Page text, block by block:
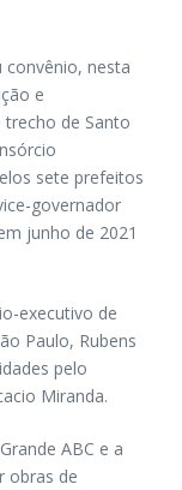
convênio, nesta
e
de Santo
sete prefeitos
governador
junho de 2021
executivo de
Paulo, Rubens
pelo
Miranda.
ABC e a
obras de